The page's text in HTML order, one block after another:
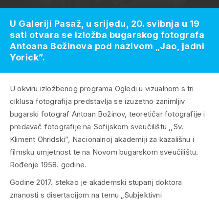
U okviru izložbenog programa Ogledi u vizualnom s tri
ciklusa fotografija predstavlja se izuzetno zanimljiv
bugarski fotograf Antoan Božinov, teoretičar fotografije i
predavač fotografije na Sofijskom sveučilištu ,,Sv.
Kliment Ohridski”, Nacionalnoj akademiji za kazališnu i
filmsku umjetnost te na Novom bugarskom sveučilištu.
Rođenje 1958. godine.
Godine 2017. stekao je akademski stupanj doktora
znanosti s disertacijom na temu „Subjektivni
U Galeriji Pasaž, u srijedu, 20. svibnja u 19
sati otvara se izložba bugarskog fotografa
Antoana Božinova pod nazivom „Jao, jadni
Yorick”.